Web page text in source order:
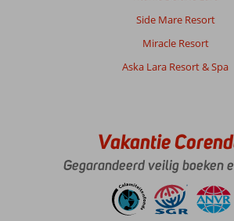
Side Mare Resort
Miracle Resort
Aska Lara Resort & Spa
Vakantie
Gegarandeerd veilig boeken